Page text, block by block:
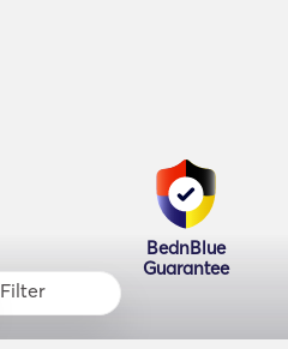
Filter
BednBlue
Guarantee